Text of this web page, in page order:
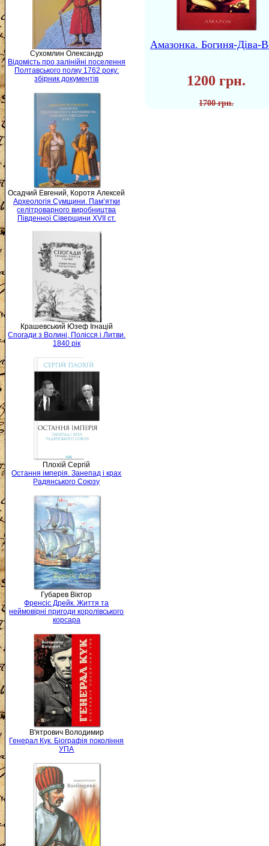
Сухомлин Олександр
Відомість про залінійні поселення
Полтавського полку 1762 року:
збірник документів
Осадчий Евгений, Коротя Алексей
Археологія Сумщини. Пам’ятки
селітроварного виробництва
Південної Сіверщини XVII ст.
Крашевський Юзеф Ігнацій
Спогади з Волині, Полісся і Литви.
1840 рік
Плохій Сергій
Остання імперія. Занепад і крах
Радянського Союзу
Губарев Віктор
Френсіс Дрейк. Життя та
неймовірні пригоди королівського
корсара
В'ятрович Володимир
Генерал Кук. Біографія покоління
УПА
Амазонка. Богиня-Діва-
1200 грн.
1700 грн.